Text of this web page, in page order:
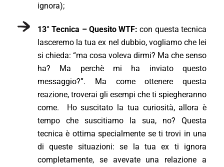
ignora);
13° Tecnica – Quesito WTF: con questa tecnica
lasceremo la tua ex nel dubbio, vogliamo che lei
si chieda: “ma cosa voleva dirmi? Ma che senso
ha? Ma perchè mi ha inviato questo
messaggio?”. Ma come ottenere questa
reazione, troverai gli esempi che ti spiegheranno
come. Ho suscitato la tua curiosità, allora è
tempo che suscitiamo la sua, no? Questa
tecnica è ottima specialmente se ti trovi in una
di queste situazioni: se la tua ex ti ignora
completamente, se avevate una relazione a